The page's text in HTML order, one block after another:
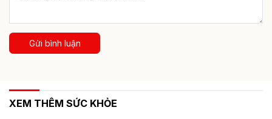
Gửi bình luận
XEM THÊM SỨC KHỎE